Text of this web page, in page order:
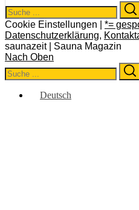
Search
for:
Cookie Einstellungen | *=
Datenschutzerklärung,
saunazeit | Sauna Magazin
Nach Oben
Search
for:
Deutsch